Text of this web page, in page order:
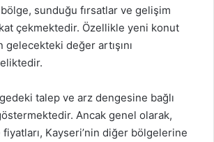
sunduğu fırsatlar ve gelişim
çekmektedir. Özellikle yeni konut
değer artışını
talep ve arz dengesine bağlı
Ancak genel olarak,
fiyatları, Kayseri’nin diğer bölgelerine